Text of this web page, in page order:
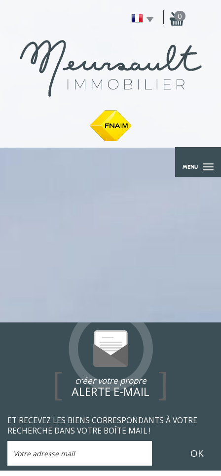
0
MENU
créer votre propre
ALERTE E-MAIL
ET RECEVEZ LES BIENS CORRESPONDANTS À VOTRE
RECHERCHE DANS VOTRE BOÎTE MAIL !
OK